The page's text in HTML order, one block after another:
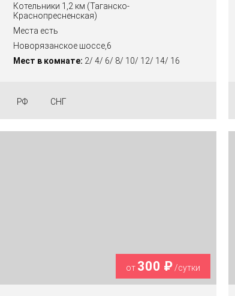
Котельники 1,2 км (Таганско-
Краснопресненская)
Места есть
Новорязанское шоссе,6
Мест в комнате: 2/ 4/ 6/ 8/ 10/ 12/ 14/ 16
РФ СНГ
от 300 ₽ /сутки